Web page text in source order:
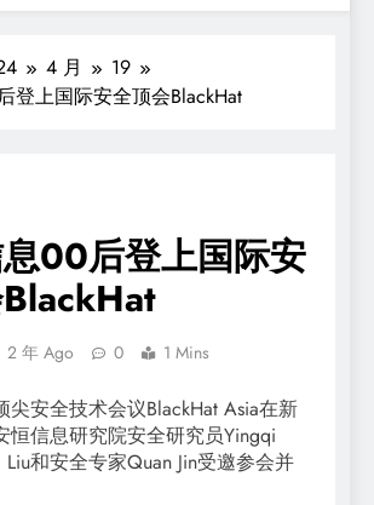
4 月
19
登上国际安全顶会BlackHat
00后登上国际安
2 年 Ago 0 1 Mins
尖安全技术会议BlackHat Asia在新
恒信息研究院安全研究员Yingqi
和安全专家Quan Jin受邀参会并